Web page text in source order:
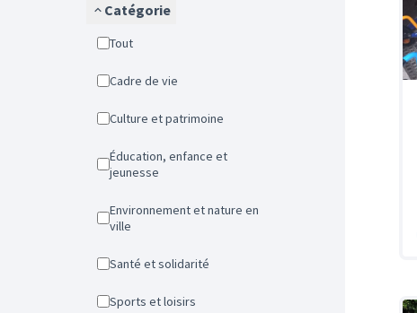
Catégorie
Tout
Cadre de vie
Culture et patrimoine
Éducation, enfance et
jeunesse
Environnement et nature en
ville
Santé et solidarité
Sports et loisirs